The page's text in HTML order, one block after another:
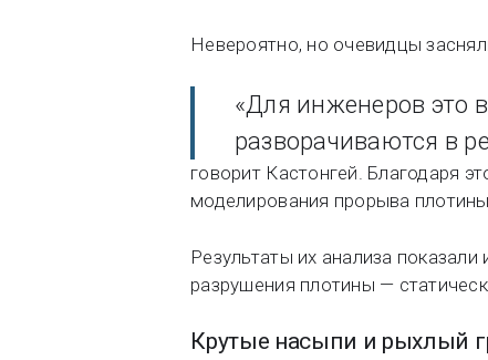
Невероятно, но очевидцы
«Для инженеров это
разворачиваются в
говорит Кастонгей. Благодаря
моделирования прорыва
Результаты их анализа
разрушения плотины —
Крутые насыпи и рыхлый